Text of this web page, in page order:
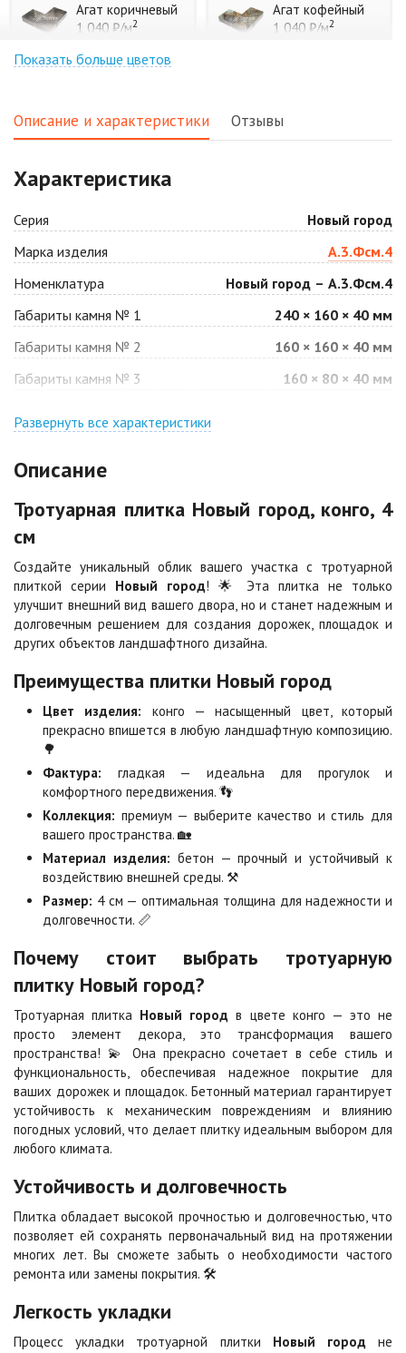
Агат коричневый
1 040 ₽/м2
Агат кофейный
1 040 ₽/м2
1 040 ₽/м2
Антрацит
1 040 ₽/м2
Арабская ночь
1 040 ₽/м2
Барселона
1 040 ₽/м 2
Белая
940 ₽/м2
1 040 ₽/м2
1 040 ₽ /м
940 ₽/м
Каир
1 040 ₽/м2
Кармен
1 040 ₽/м2
Клинкер
Коричневая
Красная
1 040 ₽ /м2
1 040 ₽ /м 2
Мокко
1 040 ₽/м2
1 040 ₽/м2
Оранжевая
940 ₽/м2
Осень
Особая серия
1 040 ₽/м 2
Сансет
1 040 ₽/м 2
Сахара
1 040 ₽
Серая
1 040 ₽ /м2
1 040 ₽ /м2
1 040 ₽ /м
Показать больше цветов
Описание и характеристики Отзывы
Характеристика
Серия
Новый город
Марка изделия
А.3.Фсм.4
Номенклатура
Новый город – А.3.Фсм.4
Габариты камня № 1
240 × 160 × 40 мм
Габариты камня № 2
160 × 160 × 40 мм
Габариты камня № 3
160 × 80 × 40 мм
Развернуть все характеристики
Описание
Тротуарная плитка Новый город, конго, 4
см
Создайте уникальный облик вашего участка с тротуарной
плиткой серии Новый город! 🌟 Эта плитка не только
улучшит внешний вид вашего двора, но и станет надежным и
долговечным решением для создания дорожек, площадок и
других объектов ландшафтного дизайна.
Преимущества плитки Новый город
Цвет изделия: конго — насыщенный цвет, который
прекрасно впишется в любую ландшафтную композицию.
🌳
Фактура: гладкая — идеальна для прогулок и
комфортного передвижения. 👣
Коллекция: премиум — выберите качество и стиль для
вашего пространства. 🏡
Материал изделия: бетон — прочный и устойчивый к
воздействию внешней среды. ⚒️
Размер: 4 см — оптимальная толщина для надежности и
долговечности. 📏
Почему стоит выбрать тротуарную
плитку Новый город?
Тротуарная плитка Новый город в цвете конго — это не
просто элемент декора, это трансформация вашего
пространства! 💫 Она прекрасно сочетает в себе стиль и
функциональность, обеспечивая надежное покрытие для
ваших дорожек и площадок. Бетонный материал гарантирует
устойчивость к механическим повреждениям и влиянию
погодных условий, что делает плитку идеальным выбором для
любого климата.
Устойчивость и долговечность
Плитка обладает высокой прочностью и долговечностью, что
позволяет ей сохранять первоначальный вид на протяжении
многих лет. Вы сможете забыть о необходимости частого
ремонта или замены покрытия. 🛠️
Легкость укладки
Процесс укладки тротуарной плитки Новый город не